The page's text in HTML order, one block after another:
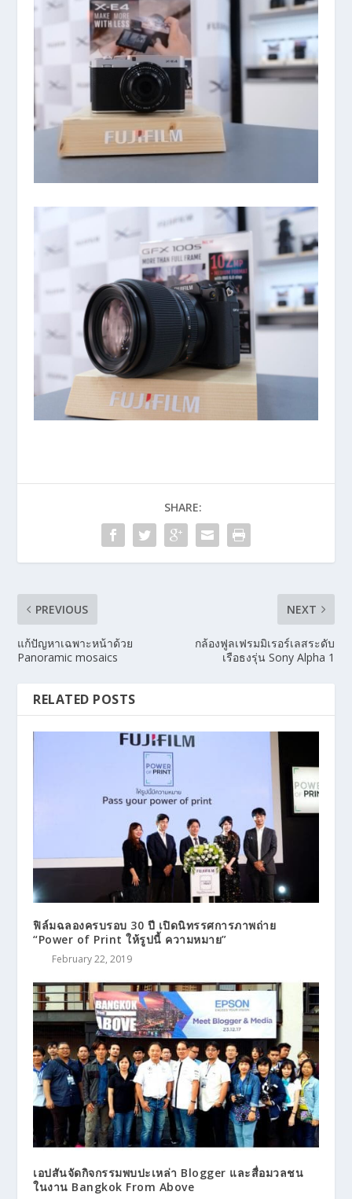
SHARE:
PREVIOUS
แก้ปัญหาเฉพาะหน้าด้วย
Panoramic mosaics
NEXT
กล้องฟูลเฟรมมิเรอร์เลสระดับ
เรือธงรุ่น Sony Alpha 1
RELATED POSTS
ฟิล์มฉลองครบรอบ 30 ปี เปิดนิทรรศการภาพถ่าย
“Power of Print ให้รูปนี้ ความหมาย”
February 22, 2019
เอปสันจัดกิจกรรมพบปะเหล่า Blogger และสื่อมวลชน
ในงาน Bangkok From Above